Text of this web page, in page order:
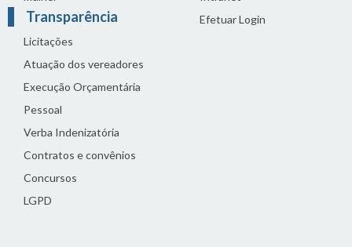
Transparência
Licitações
Atuação dos vereadores
Execução Orçamentária
Pessoal
Verba Indenizatória
Contratos e convênios
Concursos
LGPD
Efetuar Login